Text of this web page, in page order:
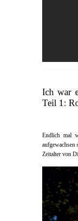
Ich war
Teil 1:
Endlich mal
aufgewachsen
Zeitalter von